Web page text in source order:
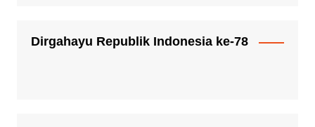
Dirgahayu Republik Indonesia ke-78